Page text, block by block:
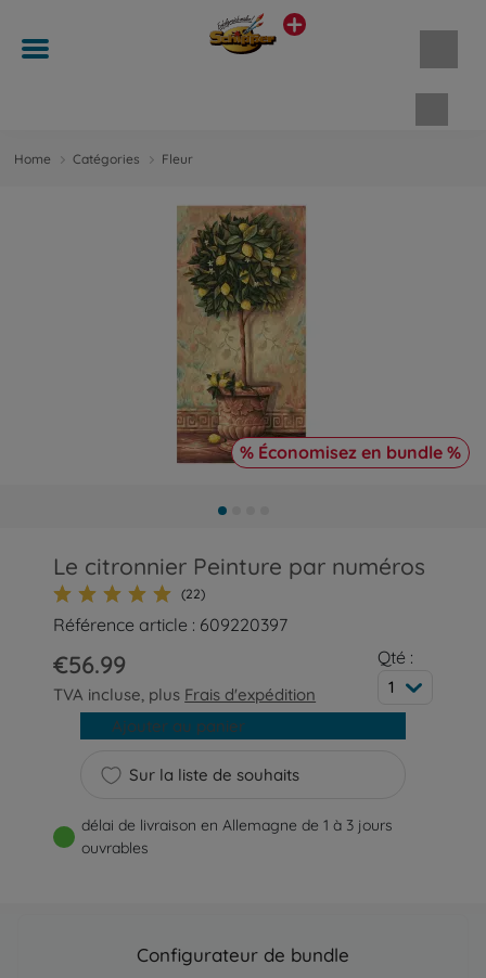
Home Catégories Fleur
% Économisez en bundle %
Le citronnier Peinture par numéros
(22)
Référence article : 609220397
€56.99
TVA incluse, plus Frais d'expédition
Qté :
1
Sur la liste de souhaits
Ajouter au panier
délai de livraison en Allemagne de 1 à 3 jours
ouvrables
Configurateur de bundle